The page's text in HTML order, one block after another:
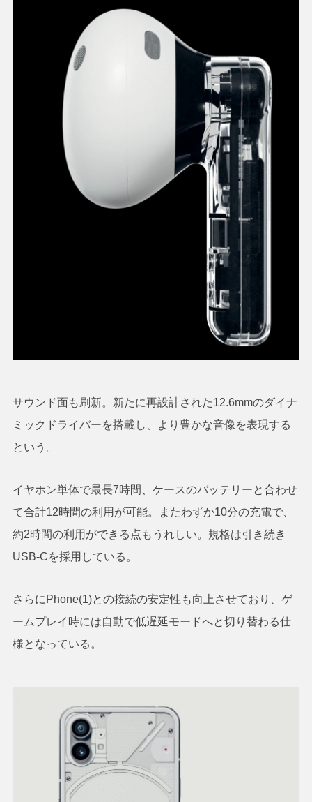
サウンド面も刷新。新たに再設計された12.6mmのダイナ
ミックドライバーを搭載し、より豊かな音像を表現する
という。
イヤホン単体で最長7時間、ケースのバッテリーと合わせ
て合計12時間の利用が可能。またわずか10分の充電で、
約2時間の利用ができる点もうれしい。規格は引き続き
USB-Cを採用している。
さらにPhone(1)との接続の安定性も向上させており、ゲ
ームプレイ時には自動で低遅延モードへと切り替わる仕
様となっている。